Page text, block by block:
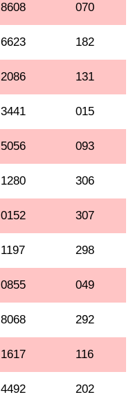
8608 070
6623 182
2086 131
3441 015
5056 093
1280 306
0152 307
1197 298
0855 049
8068 292
1617 116
4492 202